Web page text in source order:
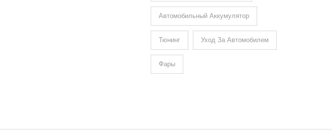
Автомобильный Аккумулятор
Тюнинг Уход За Автомобилем
Фары